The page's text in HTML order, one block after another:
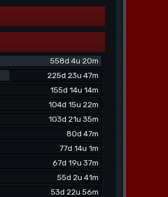
558d 4u 20m
225d 23u 47m
155d 14u 14m
104d 15u 22m
103d 21u 35m
80d 47m
77d 14u 1m
67d 19u 37m
55d 2u 41m
53d 22u 56m